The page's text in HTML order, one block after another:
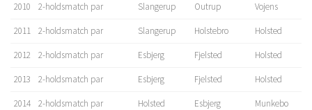
2010 2-holdsmatch par Slangerup Outrup Vojens
2011 2-holdsmatch par Slangerup Holstebro Holsted
2012 2-holdsmatch par Esbjerg Fjelsted Holsted
2013 2-holdsmatch par Esbjerg Fjelsted Holsted
2014 2-holdsmatch par Holsted Esbjerg Munkebo